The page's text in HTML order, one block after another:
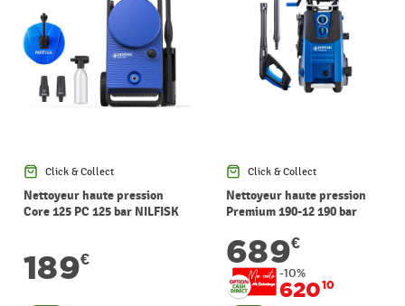
Click & Collect
Nettoyeur haute pression
Core 125 PC 125 bar NILFISK
189€
Click & Collect
Nettoyeur haute pression
Premium 190-12 190 bar
689€
-10%
62010